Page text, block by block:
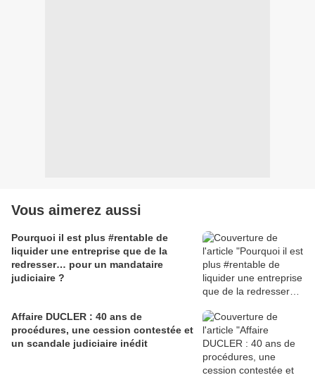
Vous aimerez aussi
Pourquoi il est plus #rentable de
liquider une entreprise que de la
redresser… pour un mandataire
judiciaire ?
Affaire DUCLER : 40 ans de
procédures, une cession contestée et
un scandale judiciaire inédit